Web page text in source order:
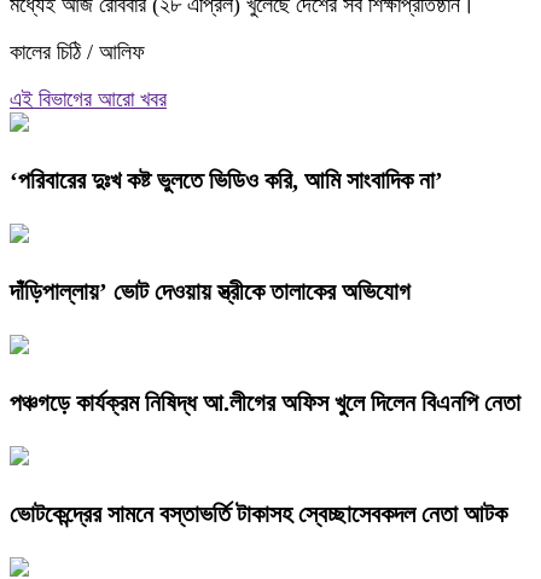
মধ্যেই আজ রোববার (২৮ এপ্রিল) খুলেছে দেশের সব শিক্ষাপ্রতিষ্ঠান।
কালের চিঠি / আলিফ
এই বিভাগের আরো খবর
‘পরিবারের দুঃখ কষ্ট ভুলতে ভিডিও করি, আমি সাংবাদিক না’
দাঁড়িপাল্লায়’ ভোট দেওয়ায় স্ত্রীকে তালাকের অভিযোগ
পঞ্চগড়ে কার্যক্রম নিষিদ্ধ আ.লীগের অফিস খুলে দিলেন বিএনপি নেতা
ভোটকেন্দ্রের সামনে বস্তাভর্তি টাকাসহ স্বেচ্ছাসেবকদল নেতা আটক